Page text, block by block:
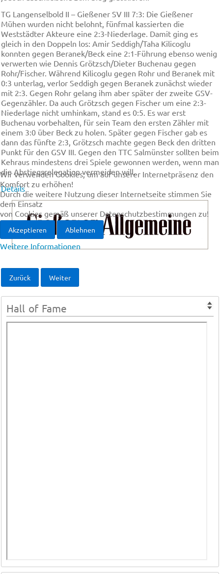
TG Langenselbold II – Gießener SV III 7:3: Die Gießener
Mühen wurden nicht belohnt, fünfmal kassierten die
Weststädter Akteure eine 2:3-Niederlage. Damit ging es
gleich in den Doppeln los: Amir Seddigh/Taha Kilicoglu
konnten gegen Beranek/Beck eine 2:1-Führung ebenso wenig
verwerten wie Dennis Grötzsch/Dieter Buchenau gegen
Rohr/Fischer. Während Kilicoglu gegen Rohr und Beranek mit
0:3 unterlag, verlor Seddigh gegen Beranek zunächst wieder
mit 2:3. Gegen Rohr gelang ihm aber später der zweite GSV-
Gegenzähler. Da auch Grötzsch gegen Fischer um eine 2:3-
Niederlage nicht umhinkam, stand es 0:5. Es war erst
Buchenau vorbehalten, für sein Team den ersten Zähler mit
einem 3:0 über Beck zu holen. Später gegen Fischer gab es
dann das fünfte 2:3, Grötzsch machte gegen Beck den dritten
Punkt für den GSV III. Gegen den TTC Salmünster sollten beim
Kehraus mindestens drei Spiele gewonnen werden, wenn man
die Abstiegsrelegation vermeiden will.
Details
Zurück Weiter
Hall of Fame
Wir verwenden Cookies, um auf unserer Internetpräsenz den
Komfort zu erhöhen!
Durch die weitere Nutzung dieser Internetseite stimmen Sie
dem Einsatz
von Cookies gemäß unserer Datenschutzbestimmungen zu!
Akzeptieren Ablehnen
Weitere Informationen